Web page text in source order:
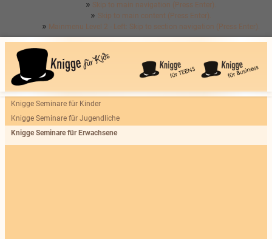
Skip to main navigation (Press Enter).
Skip to main content (Press Enter).
Mainmenu Level 2 - Left: Skip to section navigation (Press Enter).
Knigge Seminare für Kinder
Knigge Seminare für Jugendliche
Knigge Seminare für Erwachsene